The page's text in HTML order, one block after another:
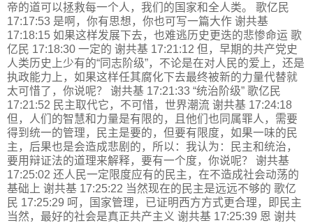
帝的道可以拯救每一个人，我们的国家和全人类。 歌亿民
17:17:53 是啊，你有思想，你也可写一篇大作 谢共基
17:18:15 如果这样发展下去，也难逃历史更迭的悲惨命运 歌
亿民 17:18:30 一定的 谢共基 17:21:12 但，早期的共产党史
人类历史上少有的“同志阶级”，不论是在对人民的爱上，还是
执政能力上，如果这样任其腐化下去最终被新的力量代替就
太可惜了，你说呢？ 谢共基 17:21:33 “统治阶级” 歌亿民
17:21:52 民主取代它，不可惜，世界潮流 谢共基 17:24:18
但，人们的智慧和力量是有限的，且他们也同属罪人，需要
得到统一的管理，民主是要的，但要有限度，如果一味的民
主，后果也是会造成悲剧的，所以：我认为：民主和统治，
要用辩证法的道理来解释，要有一个度，你说呢？ 谢共基
17:25:02 还人民一定限度应有的民主，在不造成社会动荡的
基础上 谢共基 17:25:22 当然现在的民主是远远不够的 歌亿
民 17:25:29 呵，国家管理，已证明西方方式更合理，即民主
当然，最好的社会是真正共产主义 谢共基 17:25:39 恩 谢共